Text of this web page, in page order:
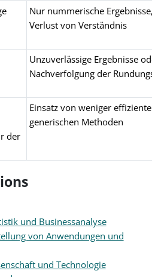
Nur nummerische Ergebnisse,
Verlust von Verständnis
Unzuverlässige Ergebnisse
Nachverfolgung der
der
Einsatz von weniger effizienten,
generischen Methoden
und Businessanalyse
von Anwendungen und
und Technologie